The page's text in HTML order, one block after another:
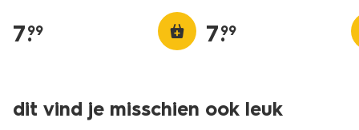
7.
99 7.
99
dit vind je misschien ook leuk
nieuw nieuw